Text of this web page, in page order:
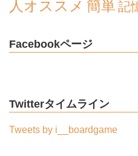
人オススメ 簡単 記
Facebookページ
Twitterタイムライン
Tweets by i__boardgame